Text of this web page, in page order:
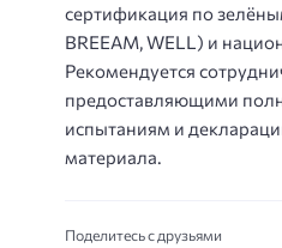
сертификация по
BREEAM, WELL) и
Рекомендуется
предоставляющими
испытаниям и
материала.
Поделитесь с друзьями